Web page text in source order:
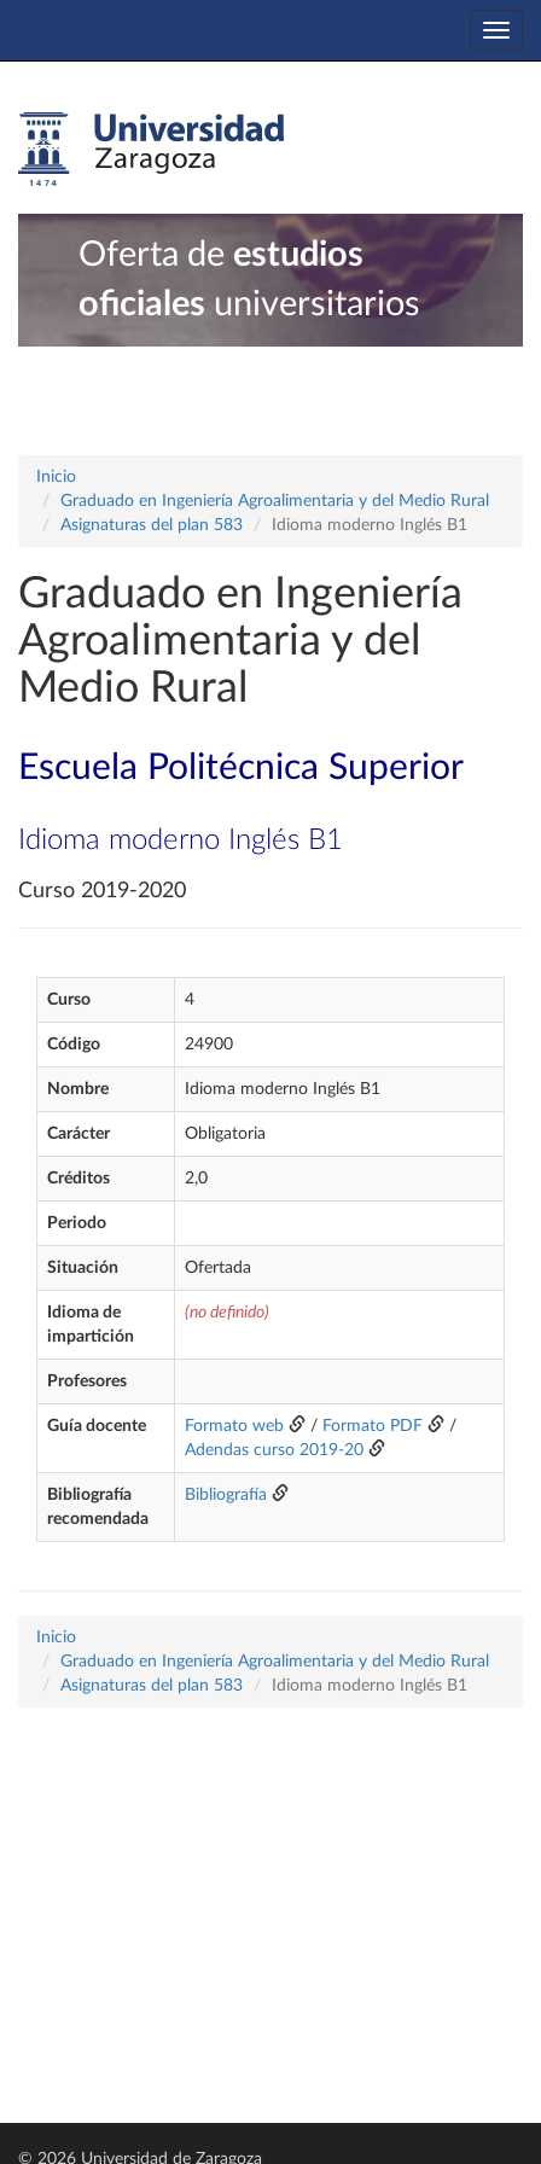
Oferta de estudios
oficiales universitarios
Inicio
Graduado en Ingeniería Agroalimentaria y del Medio Rural
Asignaturas del plan 583
Idioma moderno Inglés B1
Graduado en Ingeniería
Agroalimentaria y del
Medio Rural
Escuela Politécnica Superior
Idioma moderno Inglés B1
Curso 2019-2020
Curso 4
Código 24900
Nombre Idioma moderno Inglés B1
Carácter Obligatoria
Créditos 2,0
Periodo
Situación Ofertada
Idioma de
impartición
(no definido)
Profesores
Guía docente Formato web / Formato PDF
/
Adendas curso 2019-20
Bibliografía
recomendada
Bibliografía
Inicio
Graduado en Ingeniería Agroalimentaria y del Medio Rural
Asignaturas del plan 583
Idioma moderno Inglés B1
© 2026 Universidad de Zaragoza